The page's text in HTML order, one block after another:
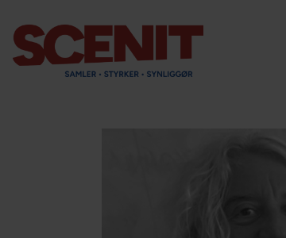
scenit.dk